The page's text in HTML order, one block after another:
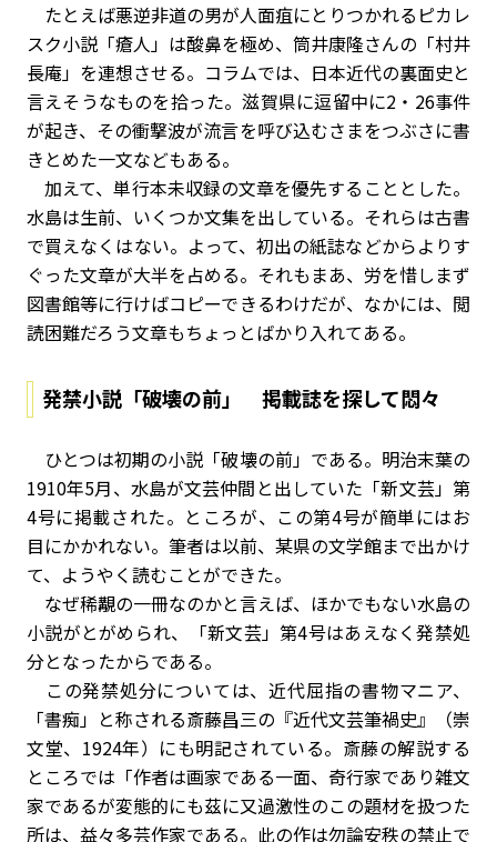
たとえば悪逆非道の男が人面疽にとりつかれるピカレ
スク小説「瘡人」は酸鼻を極め、筒井康隆さんの「村井
長庵」を連想させる。コラムでは、日本近代の裏面史と
言えそうなものを拾った。滋賀県に逗留中に2・26事件
が起き、その衝撃波が流言を呼び込むさまをつぶさに書
きとめた一文などもある。
加えて、単行本未収録の文章を優先することとした。
水島は生前、いくつか文集を出している。それらは古書
で買えなくはない。よって、初出の紙誌などからよりす
ぐった文章が大半を占める。それもまあ、労を惜しまず
図書館等に行けばコピーできるわけだが、なかには、閲
読困難だろう文章もちょっとばかり入れてある。
発禁小説「破壊の前」 掲載誌を探して悶々
ひとつは初期の小説「破壊の前」である。明治末葉の
1910年5月、水島が文芸仲間と出していた「新文芸」第
4号に掲載された。ところが、この第4号が簡単にはお
目にかかれない。筆者は以前、某県の文学館まで出かけ
て、ようやく読むことができた。
なぜ稀覯の一冊なのかと言えば、ほかでもない水島の
小説がとがめられ、「新文芸」第4号はあえなく発禁処
分となったからである。
この発禁処分については、近代屈指の書物マニア、
「書痴」と称される斎藤昌三の『近代文芸筆禍史』（崇
文堂、1924年）にも明記されている。斎藤の解説する
ところでは「作者は画家である一面、奇行家であり雑文
家であるが変態的にも茲に又過激性のこの題材を扱つた
所は、益々多芸作家である。此の作は勿論安秩の禁止で